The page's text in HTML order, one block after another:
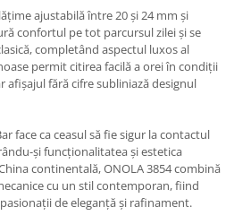
ajustabilă între 20 și 24 mm și
confortul pe tot parcursul zilei și se
completând aspectul luxos al
permit citirea facilă a orei în condiții
afișajul fără cifre subliniază designul
face ca ceasul să fie sigur la contactul
și funcționalitatea și estetica
continentală, ONOLA 3854 combină
cu un stil contemporan, fiind
de eleganță și rafinament.